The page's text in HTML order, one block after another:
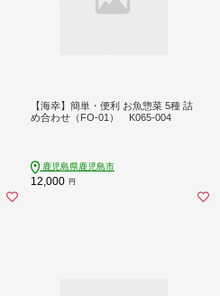
【海幸】簡単・便利 お魚惣菜 5種 詰
め合わせ（FO-01） K065-004
鹿児島県鹿児島市
12,000 円